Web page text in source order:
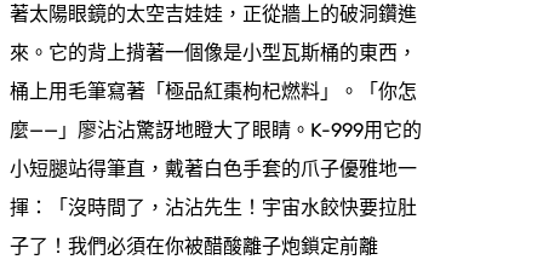
著太陽眼鏡的太空吉娃娃，正從牆上的破洞鑽進
來。它的背上揹著一個像是小型瓦斯桶的東西，
桶上用毛筆寫著「極品紅棗枸杞燃料」。「你怎
麼——」廖沾沾驚訝地瞪大了眼睛。K-999用它的
小短腿站得筆直，戴著白色手套的爪子優雅地一
揮：「沒時間了，沾沾先生！宇宙水餃快要拉肚
子了！我們必須在你被醋酸離子炮鎖定前離